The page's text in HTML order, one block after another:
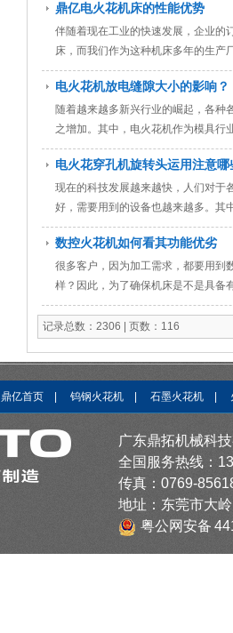
鼎亿电火花机床的性能优势
伴随着现在工业的快速发展，企业的
床，而我们作为这种机床多年的生产
电火花机放电缝隙大小的影响？
随着越来越多新兴行业的崛起，各种
之增加。其中，电火花机作为模具行
电火花穿孔机旋转头运用注意哪
现在的科技发展越来越快，人们对于
好，需要用到的设备也越来越多。其
数控火花机如何看其功能优劣
很多客户，因为加工需求，都要用到
样？因此，为了确保机床是不是具备
行：
记录总数：2306 | 页数：116
鼎亿首页 钨钢火花机 石墨火花机
广东鼎拓机械科
全国服务热线：
传真：0769-
地址：东莞市大
粤公网安备